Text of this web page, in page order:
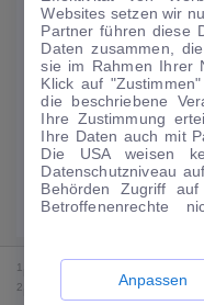
187
0 € Anzahlung ·60
Angebot
Kraftstoffverbrauch komb.
· CO₂-Klasse G · WLTP*
1
2 Bei dem Streichpreis handelt es
Websites setzen wir
Partner führen diese
Daten zusammen,
sie im Rahmen Ihrer
Klick auf
die beschriebene
Ihre Zustimmung
Ihre Daten auch mit
Die USA weisen
Datenschutzniveau
Behörden Zugriff
Betroffenenrechte
anpassen. Dies ist
Cookie-Richtlinie
Sie in unsererAnpassen